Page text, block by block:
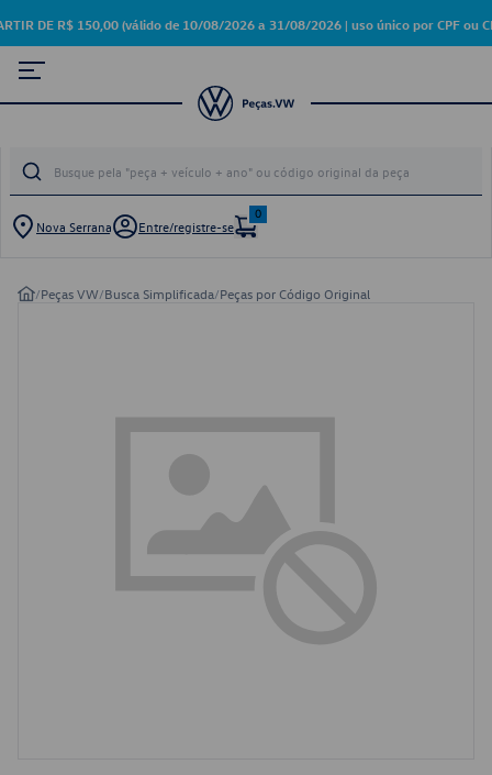
DE R$ 150,00 (válido de 10/08/2026 a 31/08/2026 | uso único por CPF ou
Nova Serrana Entre/registre-se
0
/Peças VW/Busca Simplificada/Peças por Código Original